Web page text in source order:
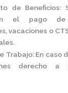
de Beneficios:
el pago de
vacaciones o
Trabajo: En caso
derecho a